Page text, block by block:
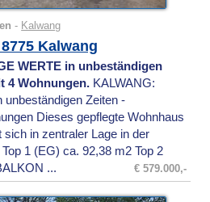
- Kalwang
Kalwang
WERTE in unbeständigen
4 Wohnungen. KALWANG:
Zeiten -
Dieses gepflegte Wohnhaus
sich in zentraler Lage in der
1 (EG) ca. 92,38 m2 Top 2
...
€ 579.000,-